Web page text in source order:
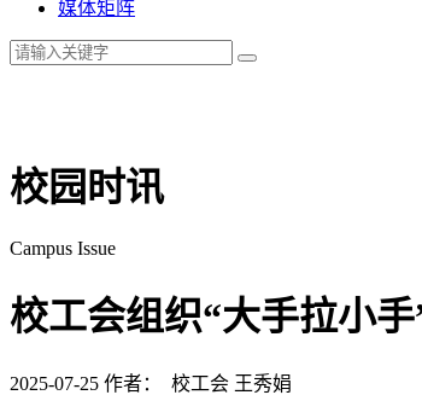
媒体矩阵
校园时讯
Campus Issue
校工会组织“大手拉小
2025-07-25 作者： 校工会 王秀娟